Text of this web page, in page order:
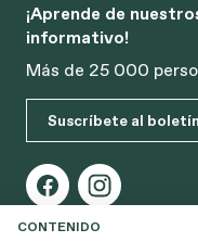
SELECCIONE
CONTENIDO
¡Aprende de
informativo!
Más de 25 000
Suscríbete al boletín